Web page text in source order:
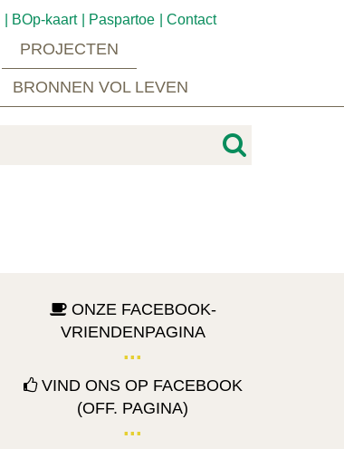
BOp-kaart Paspartoe Contact
PROJECTEN
BRONNEN VOL LEVEN
ONZE FACEBOOK-
VRIENDENPAGINA
VIND ONS OP FACEBOOK
(OFF. PAGINA)